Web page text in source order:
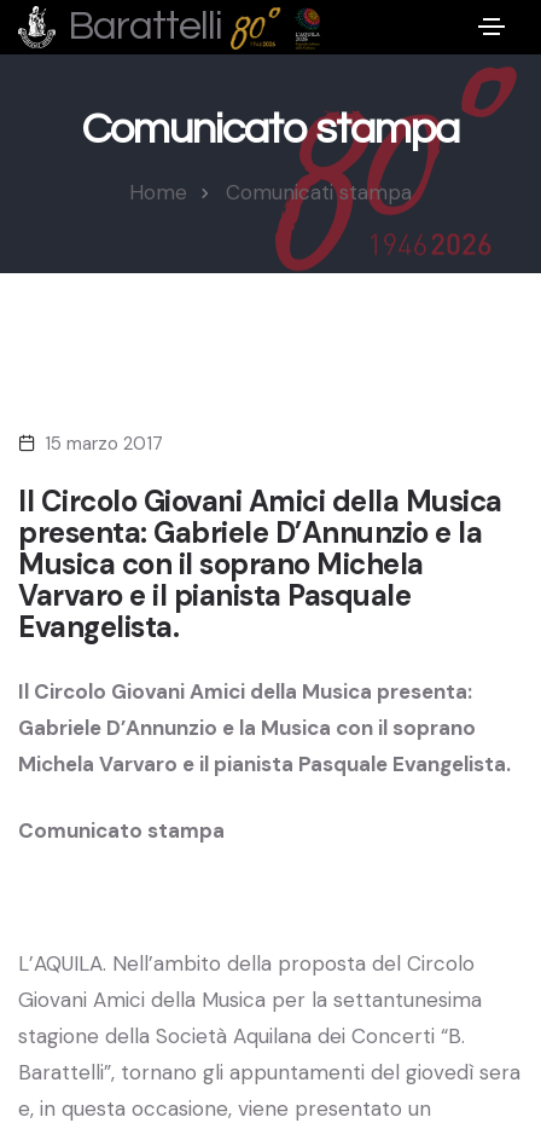
Barattelli
Comunicato stampa
Home Comunicati stampa
15 marzo 2017
Il Circolo Giovani Amici della Musica
presenta: Gabriele D’Annunzio e la
Musica con il soprano Michela
Varvaro e il pianista Pasquale
Evangelista.
Il Circolo Giovani Amici della Musica presenta:
Gabriele D’Annunzio e la Musica con il soprano
Michela Varvaro e il pianista Pasquale Evangelista.
Comunicato stampa
L’AQUILA. Nell’ambito della proposta del Circolo
Giovani Amici della Musica per la settantunesima
stagione della Società Aquilana dei Concerti “B.
Barattelli”, tornano gli appuntamenti del giovedì sera
e, in questa occasione, viene presentato un